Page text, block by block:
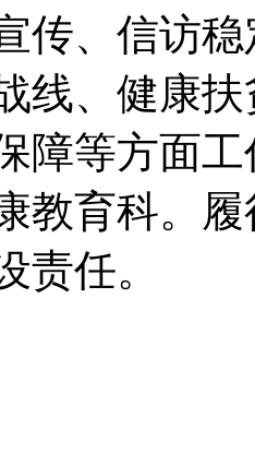
传、信访
线、健康
障等方面
教育科。
责任。